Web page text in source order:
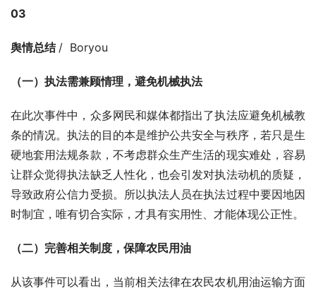
03
舆情总结 /  Boryou
（一）执法需兼顾情理，避免机械执法
在此次事件中，众多网民和媒体都指出了执法应避免机械教
条的情况。执法的目的本是维护公共安全与秩序，若只是生
硬地套用法规条款，不考虑群众生产生活的现实难处，容易
让群众觉得执法缺乏人性化，也会引发对执法动机的质疑，
导致政府公信力受损。所以执法人员在执法过程中要因地因
时制宜，唯有切合实际，才具有实用性、才能体现公正性。
（二）完善相关制度，保障农民用油
从该事件可以看出，当前相关法律在农民农机用油运输方面